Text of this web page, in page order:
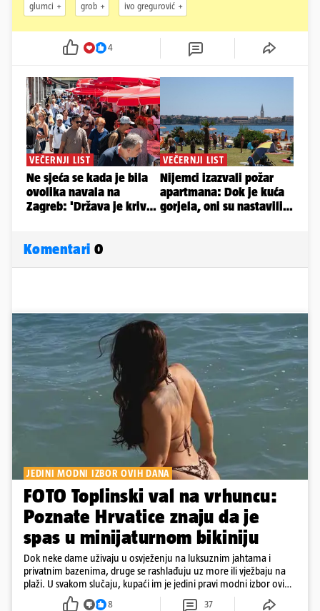
glumci grob ivo gregurović
4
Komentari 0
JEDINI MODNI IZBOR OVIH DANA
FOTO Toplinski val na vrhuncu:
Poznate Hrvatice znaju da je
spas u minijaturnom bikiniju
Dok neke dame uživaju u osvježenju na luksuznim jahtama i
privatnim bazenima, druge se rashlađuju uz more ili vježbaju na
plaži. U svakom slučaju, kupaći im je jedini pravi modni izbor ovih
8 37